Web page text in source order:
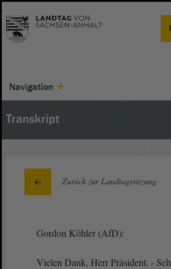
Navigation
Transkript
Zurück zur Landtagssitzung
Gordon Köhler (AfD):
Vielen Dank, Herr Präsident. -